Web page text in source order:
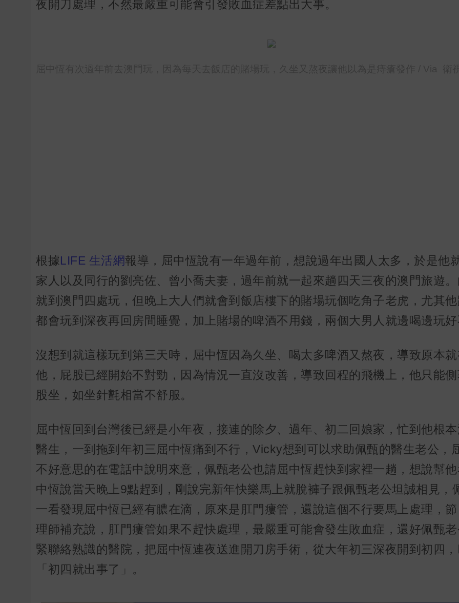
夜開刀處理，不然最嚴重可能會引發敗血症差點出大事。
根據LIFE 生活網報導，屈中恆說有一年過年前，想說過年出國人太多，於是他
家人以及同行的劉亮佐、曾小喬夫妻，過年前就一起來趟四天三夜的澳門旅遊
就到澳門四處玩，但晚上大人們就會到飯店樓下的賭場玩個吃角子老虎，尤其
都會玩到深夜再回房間睡覺，加上賭場的啤酒不用錢，兩個大男人就邊喝邊玩
沒想到就這樣玩到第三天時，屈中恆因為久坐、喝太多啤酒又熬夜，導致原本
他，屁股已經開始不對勁，因為情況一直沒改善，導致回程的飛機上，他只能
股坐，如坐針氈相當不舒服。
屈中恆回到台灣後已經是小年夜，接連的除夕、過年、初二回娘家，忙到他根
醫生，一到拖到年初三屈中恆痛到不行，Vicky想到可以求助佩甄的醫生老公，
不好意思的在電話中說明來意，佩甄老公也請屈中恆趕快到家裡一趟，想說幫
中恆說當天晚上9點趕到，剛說完新年快樂馬上就脫褲子跟佩甄老公坦誠相見，
一看發現屈中恆已經有膿在滴，原來是肛門瘻管，還說這個不行要馬上處理，
理師補充說，肛門瘻管如果不趕快處理，最嚴重可能會發生敗血症，還好佩甄
緊聯絡熟識的醫院，把屈中恆連夜送進開刀房手術，從大年初三深夜開到初四
「初四就出事了」。